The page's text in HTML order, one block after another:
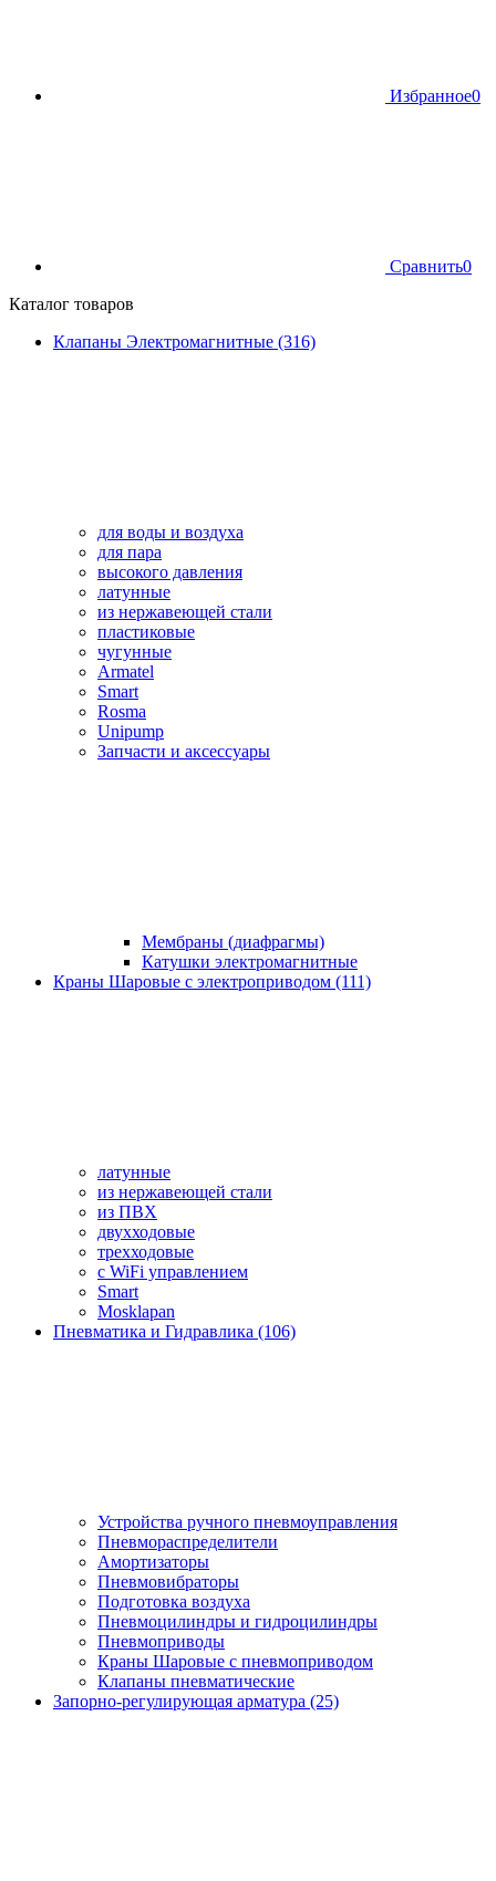
Избранное0
Сравнить0
Каталог товаров
Клапаны Электромагнитные (316)
для воды и воздуха
для пара
высокого давления
латунные
из нержавеющей стали
пластиковые
чугунные
Armatel
Smart
Rosma
Unipump
Запчасти и аксессуары
Мембраны (диафрагмы)
Катушки электромагнитные
Краны Шаровые с электроприводом (111)
латунные
из нержавеющей стали
из ПВХ
двухходовые
трехходовые
с WiFi управлением
Smart
Mosklapan
Пневматика и Гидравлика (106)
Устройства ручного пневмоуправления
Пневмораспределители
Амортизаторы
Пневмовибраторы
Подготовка воздуха
Пневмоцилиндры и гидроцилиндры
Пневмоприводы
Краны Шаровые с пневмоприводом
Клапаны пневматические
Запорно-регулирующая арматура (25)